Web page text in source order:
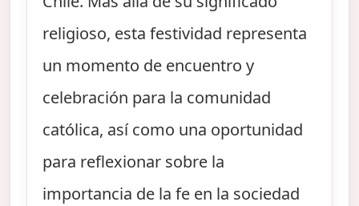
religioso, esta festividad representa
un momento de encuentro y
celebración para la comunidad
católica, así como una oportunidad
para reflexionar sobre la
importancia de la fe en la sociedad